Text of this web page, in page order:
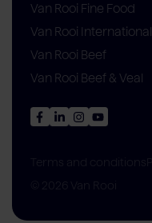
Van Rooi Fine Food
Van Rooi International
Van Rooi Beef
Van Rooi Beef & Veal